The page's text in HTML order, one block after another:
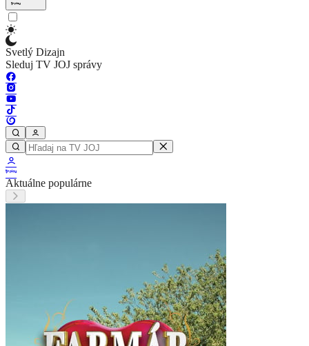
Svetlý Dizajn
Sleduj TV JOJ správy
Aktuálne populárne